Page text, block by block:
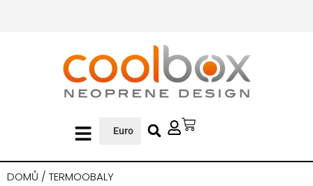
Euro
DOMŮ / TERMOOBALY